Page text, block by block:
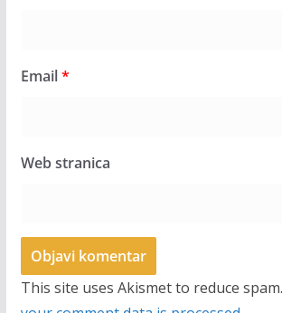
Email*
Web stranica
This site uses Akismet to reduce spam.